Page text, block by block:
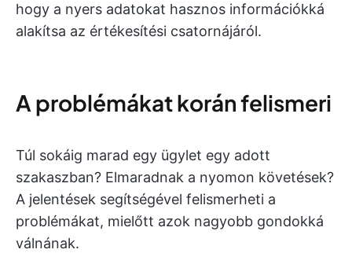
hogy a nyers adatokat hasznos információkká
alakítsa az értékesítési csatornájáról.
A problémákat korán felismeri
Túl sokáig marad egy ügylet egy adott
szakaszban? Elmaradnak a nyomon követések?
A jelentések segítségével felismerheti a
problémákat, mielőtt azok nagyobb gondokká
válnának.